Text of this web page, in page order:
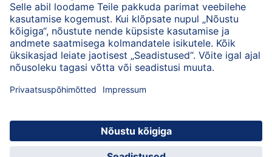
Privaatsuspõhimõtted
Kasutustingimused
Andmed
Ettevõttest HiPP Kontakt